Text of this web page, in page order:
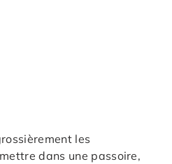
les
dans une passoire,